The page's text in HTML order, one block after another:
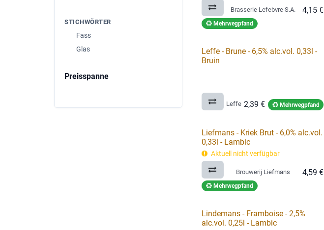
STICHWÖRTER
Fass
Glas
Preisspanne
Brasserie Lefebvre S.A. 4,15 €
Mehrwegpfand
Leffe - Brune - 6,5% alc.vol. 0,33l -
Bruin
Leffe 2,39 € Mehrwegpfand
Liefmans - Kriek Brut - 6,0% alc.vol.
0,33l - Lambic
Aktuell nicht verfügbar
Brouwerij Liefmans 4,59 €
Mehrwegpfand
Lindemans - Framboise - 2,5%
alc.vol. 0,25l - Lambic